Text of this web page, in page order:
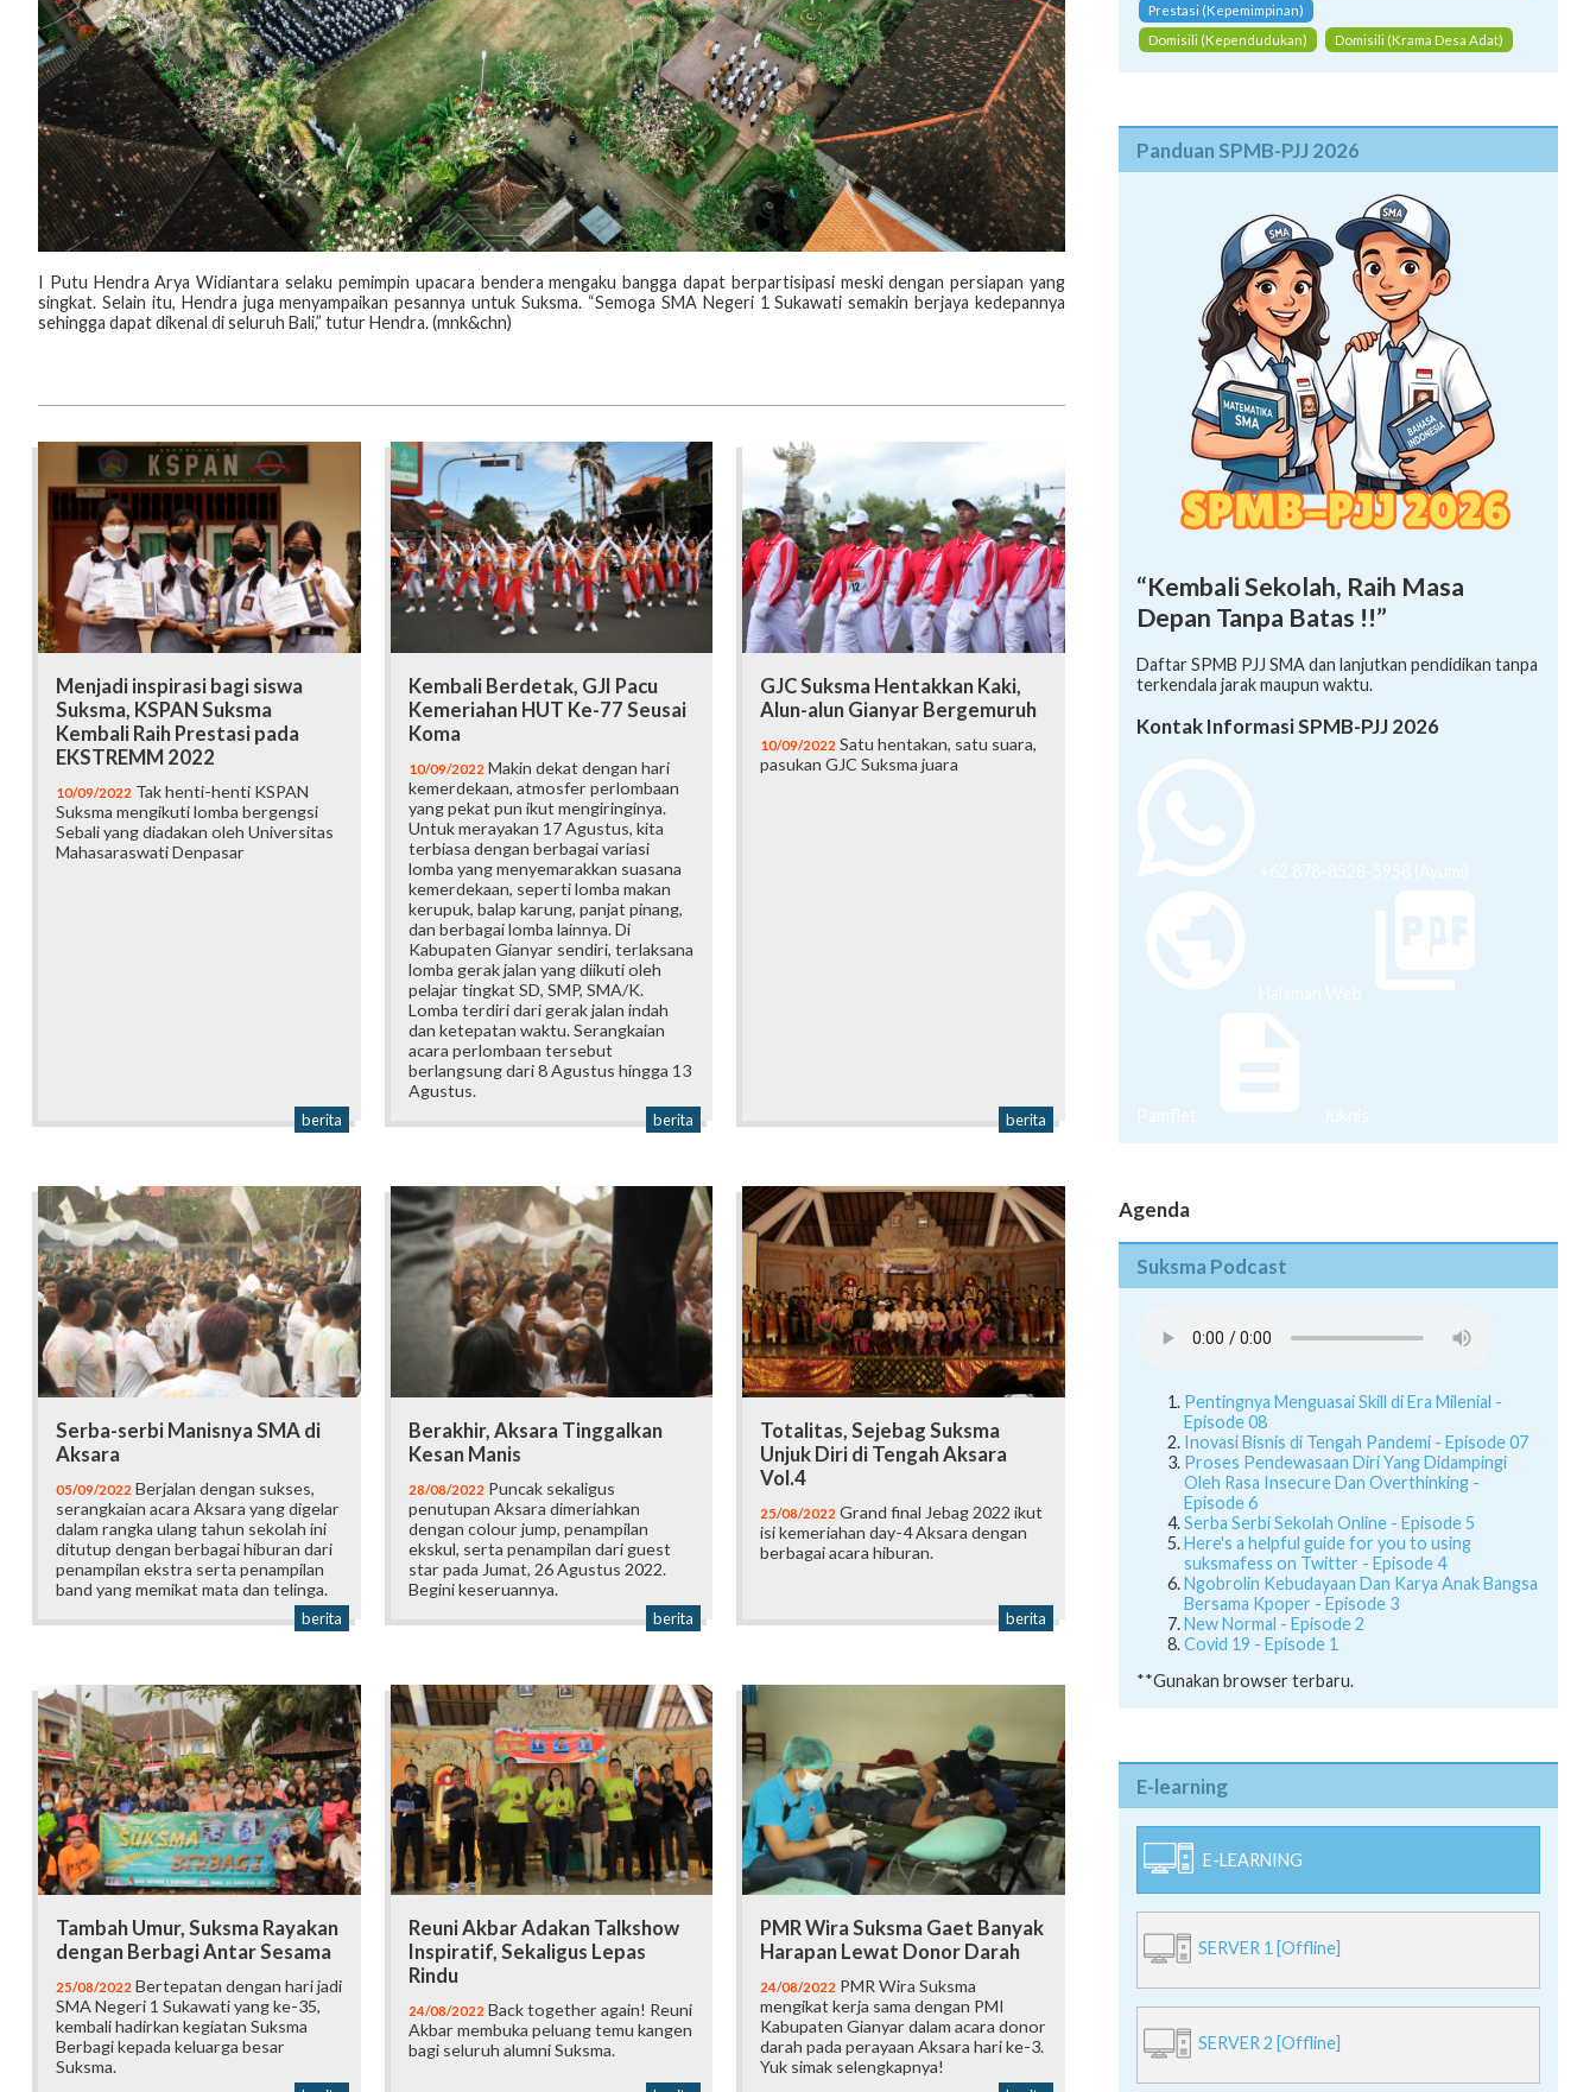
I Putu Hendra Arya Widiantara selaku pemimpin upacara bendera mengaku bangga dapat berpartisipasi meski dengan persiapan yang
singkat. Selain itu, Hendra juga menyampaikan pesannya untuk Suksma. “Semoga SMA Negeri 1 Sukawati semakin berjaya kedepannya
sehingga dapat dikenal di seluruh Bali,” tutur Hendra. (mnk&chn)
Menjadi inspirasi bagi siswa
Suksma, KSPAN Suksma
Kembali Raih Prestasi pada
EKSTREMM 2022
10/09/2022 Tak henti-henti KSPAN
Suksma mengikuti lomba bergengsi
Sebali yang diadakan oleh Universitas
Mahasaraswati Denpasar
berita
Kembali Berdetak, GJI Pacu
Kemeriahan HUT Ke-77 Seusai
Koma
10/09/2022 Makin dekat dengan hari
kemerdekaan, atmosfer perlombaan
yang pekat pun ikut mengiringinya.
Untuk merayakan 17 Agustus, kita
terbiasa dengan berbagai variasi
lomba yang menyemarakkan suasana
kemerdekaan, seperti lomba makan
kerupuk, balap karung, panjat pinang,
dan berbagai lomba lainnya. Di
Kabupaten Gianyar sendiri, terlaksana
lomba gerak jalan yang diikuti oleh
pelajar tingkat SD, SMP, SMA/K.
Lomba terdiri dari gerak jalan indah
dan ketepatan waktu. Serangkaian
acara perlombaan tersebut
berlangsung dari 8 Agustus hingga 13
Agustus.
berita
GJC Suksma Hentakkan Kaki,
Alun-alun Gianyar Bergemuruh
10/09/2022 Satu hentakan, satu suara,
pasukan GJC Suksma juara
berita
Serba-serbi Manisnya SMA di
Aksara
05/09/2022 Berjalan dengan sukses,
serangkaian acara Aksara yang digelar
dalam rangka ulang tahun sekolah ini
ditutup dengan berbagai hiburan dari
penampilan ekstra serta penampilan
band yang memikat mata dan telinga.
berita
Berakhir, Aksara Tinggalkan
Kesan Manis
28/08/2022 Puncak sekaligus
penutupan Aksara dimeriahkan
dengan colour jump, penampilan
ekskul, serta penampilan dari guest
star pada Jumat, 26 Agustus 2022.
Begini keseruannya.
berita
Totalitas, Sejebag Suksma
Unjuk Diri di Tengah Aksara
Vol.4
25/08/2022 Grand final Jebag 2022 ikut
isi kemeriahan day-4 Aksara dengan
berbagai acara hiburan.
berita
Tambah Umur, Suksma Rayakan
dengan Berbagi Antar Sesama
25/08/2022 Bertepatan dengan hari jadi
SMA Negeri 1 Sukawati yang ke-35,
kembali hadirkan kegiatan Suksma
Berbagi kepada keluarga besar
Suksma.
Reuni Akbar Adakan Talkshow
Inspiratif, Sekaligus Lepas
Rindu
24/08/2022Back together again! Reuni
Akbar membuka peluang temu kangen
bagi seluruh alumni Suksma.
PMR Wira Suksma Gaet Banyak
Harapan Lewat Donor Darah
24/08/2022 PMR Wira Suksma
mengikat kerja sama dengan PMI
Kabupaten Gianyar dalam acara donor
darah pada perayaan Aksara hari ke-3.
Yuk simak selengkapnya!
Prestasi (Kepemimpinan)
Domisili (Kependudukan)
Domisili (Krama Desa Adat)
Panduan SPMB-PJJ 2026
“Kembali Sekolah, Raih Masa
Depan Tanpa Batas !!”
Daftar SPMB PJJ SMA dan lanjutkan pendidikan tanpa
terkendala jarak maupun waktu.
Kontak Informasi SPMB-PJJ 2026
+62 878-8528-5958 (Ayumi)
Halaman Web
Pamflet Juknis
Agenda
Suksma Podcast
Pentingnya Menguasai Skill di Era Milenial -
Episode 08
Inovasi Bisnis di Tengah Pandemi - Episode 07
Proses Pendewasaan Diri Yang Didampingi
Oleh Rasa Insecure Dan Overthinking -
Episode 6
Serba Serbi Sekolah Online - Episode 5
Here's a helpful guide for you to using
suksmafess on Twitter - Episode 4
Ngobrolin Kebudayaan Dan Karya Anak Bangsa
Bersama Kpoper - Episode 3
New Normal - Episode 2
Covid 19 - Episode 1
**Gunakan browser terbaru.
E-learning
E-LEARNING
SERVER 1 [Offline]
SERVER 2 [Offline]